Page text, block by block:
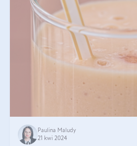
Paulina Maludy
21 kwi 2024